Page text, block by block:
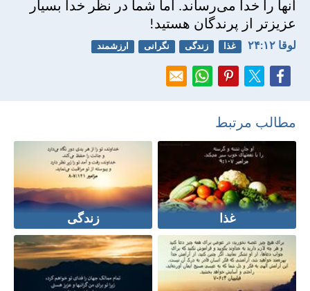
آنها را خدا می‌رساند. اما شما در نظر خدا بسيار
عزيزتر از پرندگان هستيد!
لوقا ۱۲:‏۲۴ غذا زندگی نگرانی ارزشمند
مطالب مرتبط
غذا زندگی